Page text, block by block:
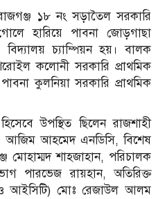
১৮ নং সড়াতৈল সরকারি
হারিয়ে পাবনা জোড়গাছা
বিদ্যালয় চ্যাম্পিয়ন হয়। বালক
কলোনী সরকারি প্রাথমিক
কুলনিয়া সরকারি প্রাথমিক
উপস্থিত ছিলেন রাজশাহী
আজিম আহমেদ এনডিসি, বিশেষ
মোহাম্মদ শাহজাহান, পরিচালক
পারভেজ রায়হান, অতিরিক্ত
ও আইসিটি) মোঃ রেজাউল আলম